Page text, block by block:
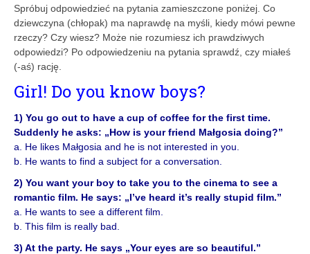
Spróbuj odpowiedzieć na pytania zamieszczone poniżej. Co
dziewczyna (chłopak) ma naprawdę na myśli, kiedy mówi pewne
rzeczy? Czy wiesz? Może nie rozumiesz ich prawdziwych
odpowiedzi? Po odpowiedzeniu na pytania sprawdź, czy miałeś
(-aś) rację.
Girl! Do you know boys?
1) You go out to have a cup of coffee for the first time.
Suddenly he asks: „How is your friend Małgosia doing?”
a. He likes Małgosia and he is not interested in you.
b. He wants to find a subject for a conversation.
2) You want your boy to take you to the cinema to see a
romantic film. He says: „I’ve heard it’s really stupid film.”
a. He wants to see a different film.
b. This film is really bad.
3) At the party. He says „Your eyes are so beautiful.”